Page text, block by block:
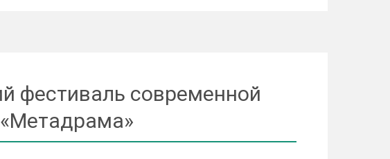
фестиваль современной